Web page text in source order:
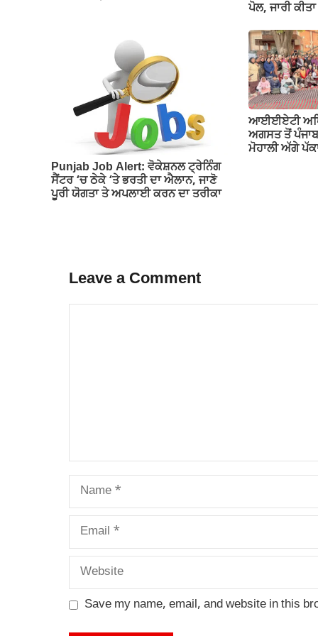
ਪੋਲ, ਜਾਰੀ
Punjab Job Alert: ਵੋਕੇਸ਼ਨਲ ਟ੍ਰੇਨਿੰਗ
ਸੈਂਟਰ ‘ਚ ਠੇਕੇ ‘ਤੇ ਭਰਤੀ ਦਾ ਐਲਾਨ, ਜਾਣੋ
ਪੂਰੀ ਯੋਗਤਾ ਤੇ ਅਪਲਾਈ ਕਰਨ ਦਾ ਤਰੀਕਾ
ਆਈਈਏਟੀ
ਅਗਸਤ ਤੋਂ
ਮੋਹਾਲੀ ਅੱਗੇ
Leave a Comment
Name
Email
Website
Save my name, email, and website in this